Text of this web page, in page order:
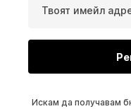
Твоят имейл
Искам да получавам